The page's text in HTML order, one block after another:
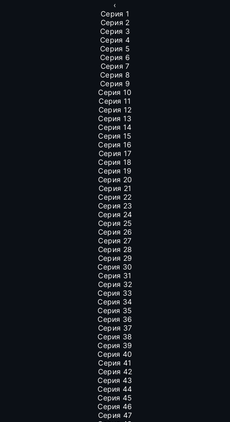
‹
Серия 1
Серия 2
Серия 3
Серия 4
Серия 5
Серия 6
Серия 7
Серия 8
Серия 9
Серия 10
Серия 11
Серия 12
Серия 13
Серия 14
Серия 15
Серия 16
Серия 17
Серия 18
Серия 19
Серия 20
Серия 21
Серия 22
Серия 23
Серия 24
Серия 25
Серия 26
Серия 27
Серия 28
Серия 29
Серия 30
Серия 31
Серия 32
Серия 33
Серия 34
Серия 35
Серия 36
Серия 37
Серия 38
Серия 39
Серия 40
Серия 41
Серия 42
Серия 43
Серия 44
Серия 45
Серия 46
Серия 47